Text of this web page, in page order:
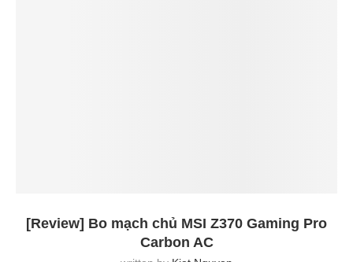
[Review] Bo mạch chủ MSI Z370 Gaming Pro
Carbon AC